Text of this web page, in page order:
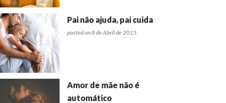
Pai não ajuda, pai cuida
posted on 8 de Abril de 2015
Amor de mãe não é
automático